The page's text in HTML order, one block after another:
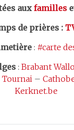
aux familles
de prières:
: #carte
: Brabant
Tournai–
Kerknet.be